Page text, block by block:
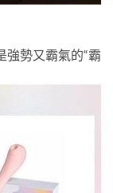
強勢又霸氣的“霸